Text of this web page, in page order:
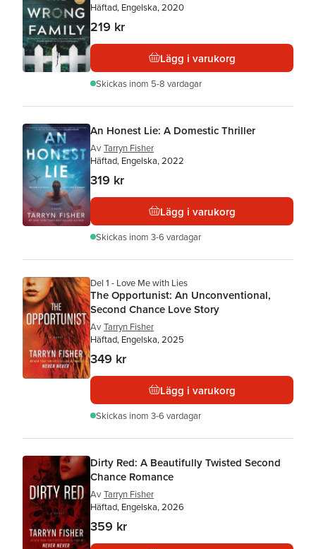
Häftad, Engelska, 2020
219 kr
Lägg i varukorg
Skickas inom 5-8 vardagar
An Honest Lie: A Domestic Thriller
Av Tarryn Fisher
Häftad, Engelska, 2022
319 kr
Lägg i varukorg
Skickas inom 3-6 vardagar
Del 1 - Love Me with Lies
The Opportunist: An Unconventional,
Second Chance Love Story
Av Tarryn Fisher
Häftad, Engelska, 2025
349 kr
Lägg i varukorg
Skickas inom 3-6 vardagar
Dirty Red: A Beautifully Twisted Second
Chance Romance
Av Tarryn Fisher
Häftad, Engelska, 2026
359 kr